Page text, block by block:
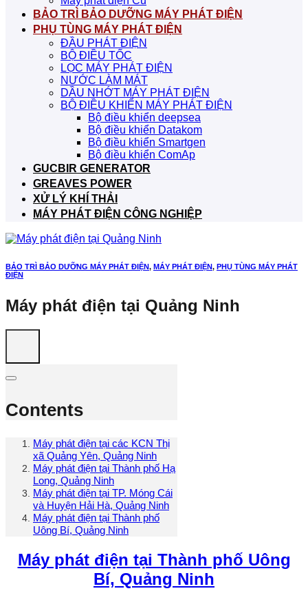
BẢO TRÌ BẢO DƯỠNG MÁY PHÁT ĐIỆN
PHỤ TÙNG MÁY PHÁT ĐIỆN
ĐẦU PHÁT ĐIỆN
BỘ ĐIỀU TỐC
LỌC MÁY PHÁT ĐIỆN
NƯỚC LÀM MÁT
DẦU NHỚT MÁY PHÁT ĐIỆN
BỘ ĐIỀU KHIỂN MÁY PHÁT ĐIỆN
Bộ điều khiển deepsea
Bộ điều khiển Datakom
Bộ điều khiển Smartgen
Bộ điều khiển ComAp
GUCBIR GENERATOR
GREAVES POWER
XỬ LÝ KHÍ THẢI
MÁY PHÁT ĐIỆN CÔNG NGHIỆP
BẢO TRÌ BẢO DƯỠNG MÁY PHÁT ĐIỆN, MÁY PHÁT ĐIỆN, PHỤ TÙNG MÁY PHÁT
ĐIỆN
Máy phát điện tại Quảng Ninh
Contents
Máy phát điện tại các KCN Thị
xã Quảng Yên, Quảng Ninh
Máy phát điện tại Thành phố Hạ
Long, Quảng Ninh
Máy phát điện tại TP. Móng Cái
và Huyện Hải Hà, Quảng Ninh
Máy phát điện tại Thành phố
Uông Bí, Quảng Ninh
Máy phát điện tại Thành phố Uông
Bí, Quảng Ninh